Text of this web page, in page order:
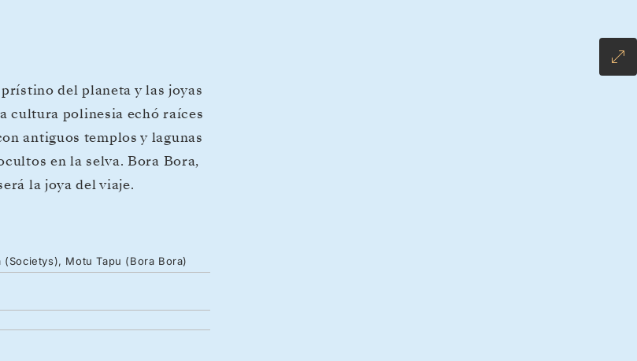
del planeta y las joyas
cultura polinesia echó raíces
antiguos templos y lagunas
en la selva. Bora Bora,
la joya del viaje.
Motu Tapu (Bora Bora)